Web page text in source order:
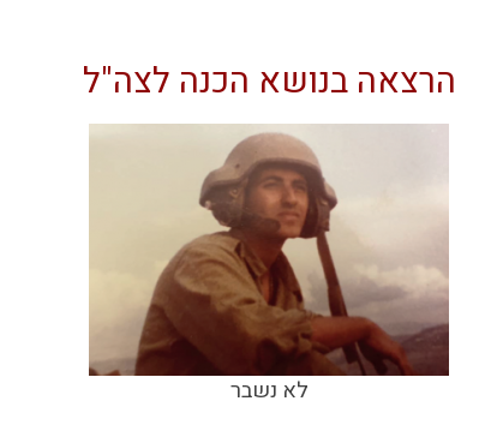
הרצאה בנושא הכנה לצה"ל
לא נשבר